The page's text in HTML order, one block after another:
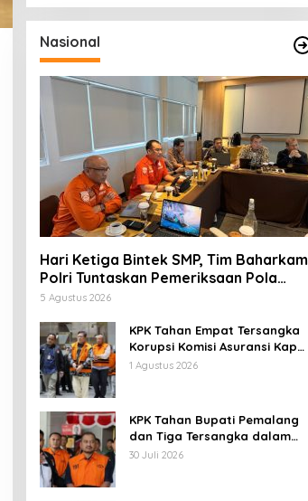
Nasional
Hari Ketiga Bintek SMP, Tim Baharkam
Polri Tuntaskan Pemeriksaan Pola
Pengamanan Pertamina Patra Niaga
5 Agustus 2026
KPK Tahan Empat Tersangka
Korupsi Komisi Asuransi Kapal
PT Pelni
1 Agustus 2026
KPK Tahan Bupati Pemalang
dan Tiga Tersangka dalam
Kasus Dugaan Pemerasan
30 Juli 2026